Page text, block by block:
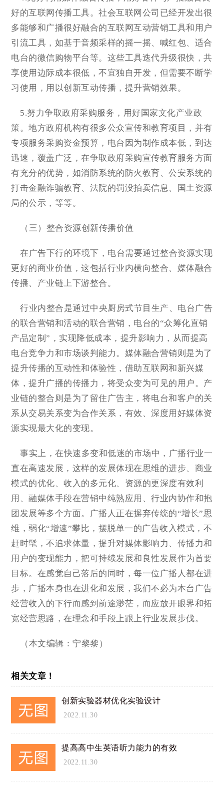
好的互联网传播工具。社会互联网公司已经开发出很
多能够和广播很好融合的互联网互动营销工具和用户
引流工具，如基于音频采样的摇一摇、喊红包、适合
电台的微信购物平台等。这些工具迭代升级很快，共
享使用边际成本很低，不宜独自开发，但需要不断学
习使用，用以创新互动传播，提升营销效果。
5.努力争取政府采购服务，用好国家文化产业政
策。地方政府机构有很多公众宣传和教育项目，并有
专项服务采购资金预算，电台因为制作成本低，到达
迅速，覆盖广泛，在争取政府采购宣传教育服务方面
有充分的优势，如消防系统的防火教育、公安系统的
打击金融诈骗教育、法院的罚没拍卖信息、国土资源
局的公示，等等。
（三）整合资源创新传播价值
在广告下行的环境下，电台需要通过整合资源实现
更好的商业价值，这包括行业内横向整合、媒体融合
传播、产业链上下游整合。
行业内整合是通过中央厨房式节目生产、电台广告
的联合营销和活动的联合营销，电台的“众筹化直销
产品定制”，实现降低成本，提升影响力，从而提高
电台竞争力和市场谈判能力。媒体融合营销则是为了
提升传播的互动性和体验性，借助互联网和新兴媒
体，提升广播的传播力，将受众变为可见的用户。产
业链的整合则是为了留住广告主，将电台和客户的关
系从交易关系变为合作关系，有效、深度用好媒体资
源实现最大化的变现。
事实上，在快速多变和低迷的市场中，广播行业一
直在高速发展，这样的发展体现在思维的进步、商业
模式的优化、收入的多元化、资源的更深度有效利
用、融媒体手段在营销中纯熟应用、行业内协作和抱
团发展等多个方面。广播人正在摒弃传统的“增长”思
维，弱化“增速”攀比，摆脱单一的广告收入模式，不
赶时髦，不追求体量，提升对媒体影响力、传播力和
用户的变现能力，把可持续发展和良性发展作为首要
目标。在感觉自己落后的同时，每一位广播人都在进
步，广播本身也在进化和发展，我们不必为本台广告
经营收入的下行而感到前途渺茫，而应放开眼界和拓
宽经营思路，在理念和手段上跟上行业发展步伐。
（本文编辑：宁黎黎）
相关文章！
创新实验器材优化实验设计
2022.11.30
提高高中生英语听力能力的有效
2022.11.30